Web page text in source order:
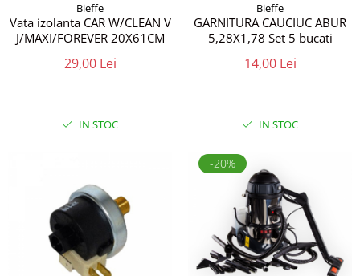
Bieffe
Vata izolanta CAR W/CLEAN V
J/MAXI/FOREVER 20X61CM
29,00 Lei
IN STOC
Bieffe
GARNITURA CAUCIUC ABUR
5,28X1,78 Set 5 bucati
14,00 Lei
IN STOC
-20%